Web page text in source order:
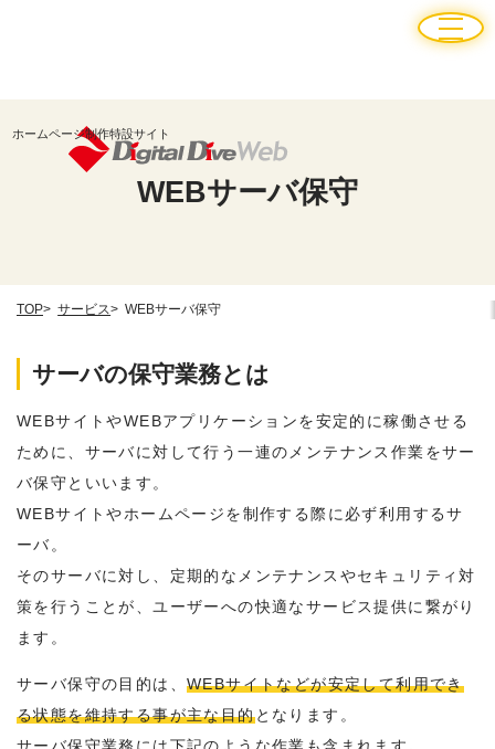
ホームページ制作特設サイト
WEBサーバ保守
TOP サービス WEBサーバ保守
サーバの保守業務とは
WEBサイトやWEBアプリケーションを安定的に稼働させる
ために、サーバに対して行う一連のメンテナンス作業をサー
バ保守といいます。
WEBサイトやホームページを制作する際に必ず利用するサ
ーバ。
そのサーバに対し、定期的なメンテナンスやセキュリティ対
策を行うことが、ユーザーへの快適なサービス提供に繋がり
ます。
サーバ保守の目的は、 WEBサイトなどが安定して利用でき
る状態を維持する事が主な目的となります。